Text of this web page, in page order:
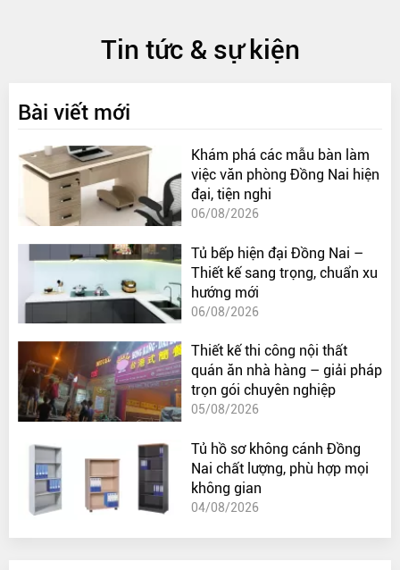
Tin tức & sự kiện
Bài viết mới
Khám phá các mẫu bàn làm
việc văn phòng Đồng Nai hiện
đại, tiện nghi
06/08/2026
Tủ bếp hiện đại Đồng Nai –
Thiết kế sang trọng, chuẩn xu
hướng mới
06/08/2026
Thiết kế thi công nội thất
quán ăn nhà hàng – giải pháp
trọn gói chuyên nghiệp
05/08/2026
Tủ hồ sơ không cánh Đồng
Nai chất lượng, phù hợp mọi
không gian
04/08/2026